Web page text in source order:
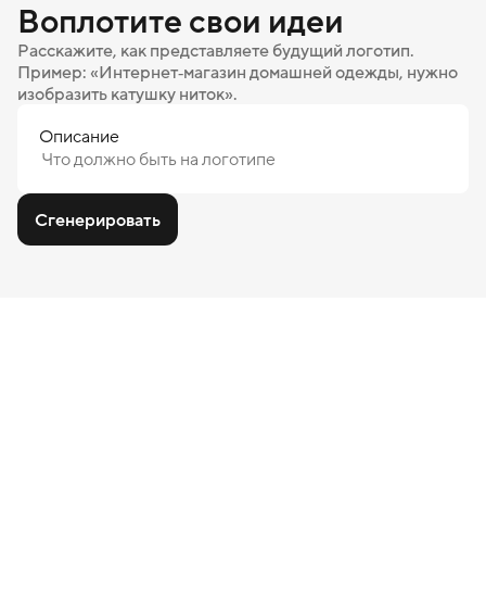
Воплотите свои идеи
Расскажите, как представляете будущий логотип.
Пример: «Интернет‑магазин домашней одежды, нужно
изобразить катушку ниток».
Описание
Сгенерировать